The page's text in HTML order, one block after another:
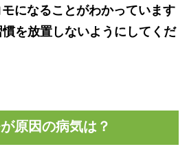
になることがわかっています
を放置しないようにしてくだ
原因の病気は？